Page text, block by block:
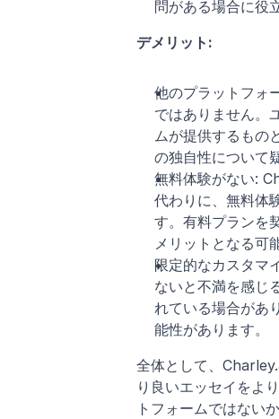
問がある場合に役
デメリット:
他のプラットフォ
ではありません。
ムが提供するもの
の独自性について
無料体験がない:
代わりに、無料体
す。有料プランを
メリットとなる可
限定的なカスタマ
ないと不満を感じ
れている場合があ
能性があります。
全体として、
り良いエッセイをよ
トフォームではない